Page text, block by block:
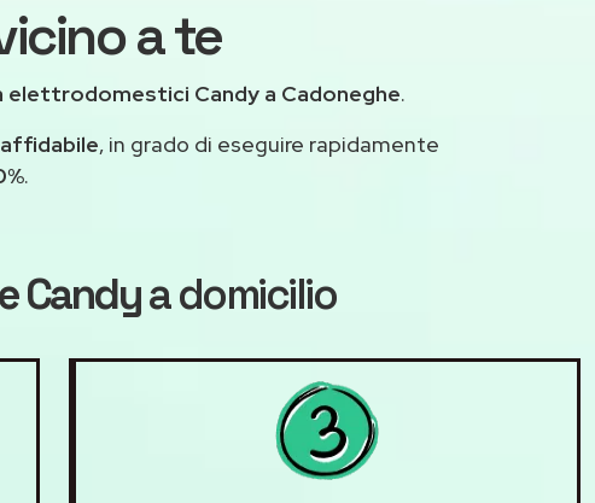
a te
elettrodomestici Candy a Cadoneghe.
, in grado di eseguire rapidamente
.
Candya domicilio